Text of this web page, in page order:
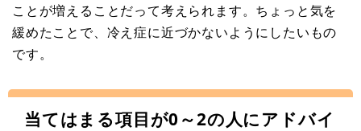
ことが増えることだって考えられます。ちょっと気を
緩めたことで、冷え症に近づかないようにしたいもの
です。
当てはまる項目が0～2の人にアドバイ